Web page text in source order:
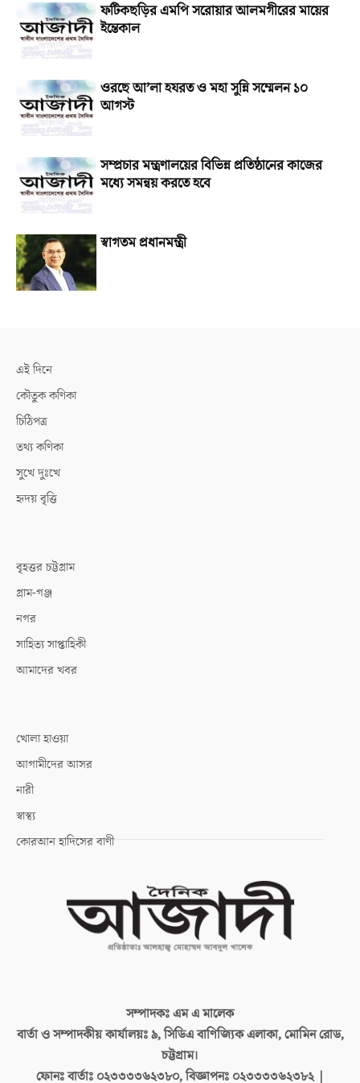
ফটিকছড়ির এমপি সরোয়ার আলমগীরের মায়ের
ইন্তেকাল
ওরছে আ’লা হযরত ও মহা সুন্নি সম্মেলন ১০
আগস্ট
সম্প্রচার মন্ত্রণালয়ের বিভিন্ন প্রতিষ্ঠানের কাজের
মধ্যে সমন্বয় করতে হবে
স্বাগতম প্রধানমন্ত্রী
এই দিনে
কৌতুক কণিকা
চিঠিপত্র
তথ্য কণিকা
সুখে দুঃখে
হৃদয় বৃত্তি
বৃহত্তর চট্টগ্রাম
গ্রাম-গঞ্জ
নগর
সাহিত্য সাপ্তাহিকী
আমাদের খবর
খোলা হাওয়া
আগামীদের আসর
নারী
স্বাস্থ্য
কোরআন হাদিসের বাণী
সম্পাদকঃএম এ মালেক
বার্তা ও সম্পাদকীয় কার্যালয়ঃ৯, সিডিএ বাণিজ্যিক এলাকা, মোমিন রোড,
চট্টগ্রাম।
ফোনঃ বার্তাঃ ০২৩৩৩৩৬২৩৮০, বিজ্ঞাপনঃ ০২৩৩৩৩৬২৩৮২ |